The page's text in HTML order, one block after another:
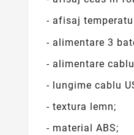
- afisaj
- alimentare 3
- alimentare
- lungime cablu
- textura lemn;
- material ABS;